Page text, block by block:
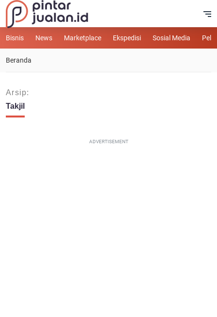
Bisnis News Marketplace Ekspedisi Sosial Media
Beranda
Arsip:
Takjil
ADVERTISEMENT